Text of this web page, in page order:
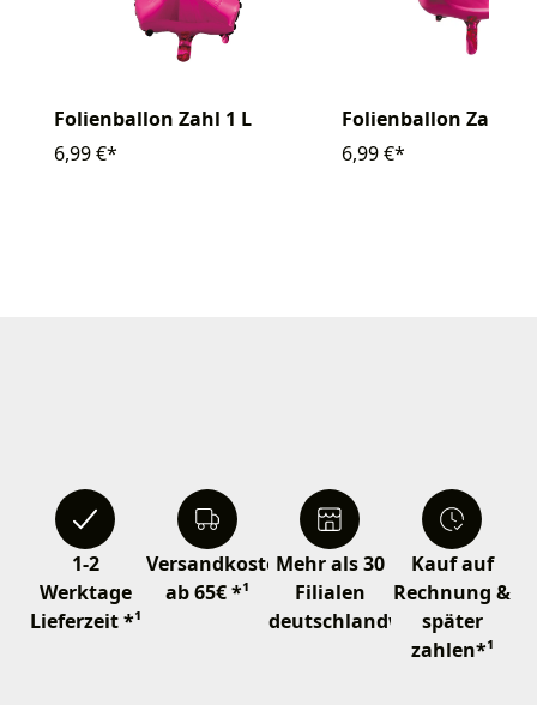
Folienballon Zahl 1 L
6,99 €*
Folienballon Zahl 2
6,99 €*
1-2
Werktage
Lieferzeit *¹
Versandkostenfrei
ab 65€ *¹
Mehr als 30
Filialen
deutschlandweit
Kauf auf
Rechnung &
später
zahlen*¹